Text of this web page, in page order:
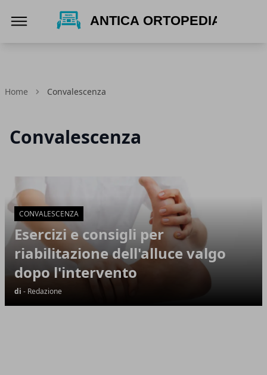
Home Convalescenza
Convalescenza
CONVALESCENZA
Esercizi e consigli per
riabilitazione dell'alluce valgo
dopo l'intervento
di - Redazione